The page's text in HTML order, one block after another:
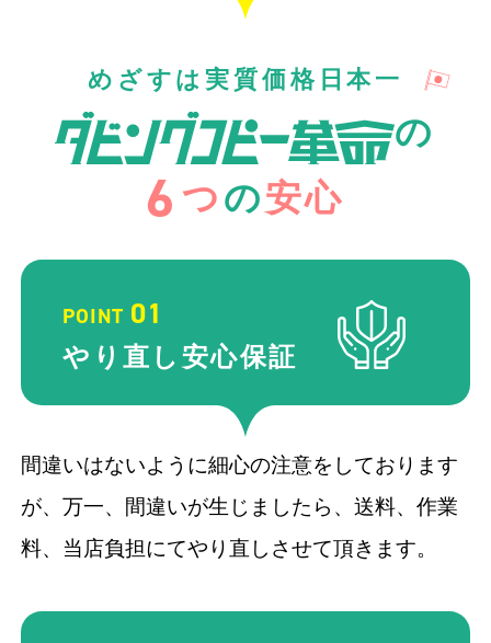
めざすは実質価格日本一
の
6 つの安心
POINT 01
やり直し 安心保証
間違いはないように細心の注意をしております
が、万一、間違いが生じましたら、送料、作業
料、当店負担にてやり直しさせて頂きます。